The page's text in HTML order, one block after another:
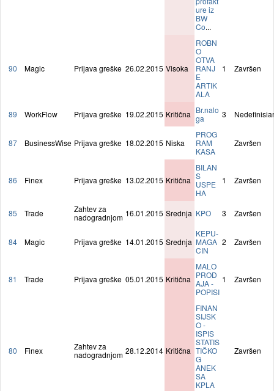
ure iz
BW
Co...
90 Magic Prijava greške 26.02.2015 Visoka
ROBN
O
OTVA
RANJ
E
ARTIK
ALA
1 Završen
89 WorkFlow Prijava greške 19.02.2015 Kritična Br.nalo
ga
3
87 BusinessWise Prijava greške 18.02.2015 Niska
PROG
RAM
KASA
Završen
86 Finex Prijava greške 13.02.2015 Kritična
BILAN
S
USPE
HA
1 Završen
85 Trade
Zahtev za
nadogradnjom 16.01.2015 Srednja KPO 3 Završen
84 Magic Prijava greške 14.01.2015 Srednja
KEPU-
MAGA
CIN
2 Završen
81 Trade Prijava greške 05.01.2015 Kritična
MALO
PROD
AJA -
POPISI
1 Završen
80 Finex
Zahtev za
nadogradnjom 28.12.2014 Kritična
FINAN
SIJSK
O -
ISPIS
STATIS
TIČKO
G
ANEK
SA
KPLA
Završen